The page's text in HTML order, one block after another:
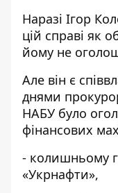
Наразі Ігор
цій справі як
йому не
Але він є
днями
НАБУ було
фінансових
- колишньому
«Укрнафти»,